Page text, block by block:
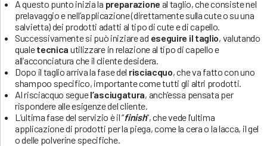
A questo punto inizia la preparazione al taglio, che consiste nel
prelavaggio e nell’applicazione (direttamente sulla cute o su una
salvietta) dei prodotti adatti al tipo di cute e di capello.
Successivamente si può iniziare ad eseguire il taglio, valutando
qualetecnica utilizzare in relazione al tipo di capello e
all’acconciatura che il cliente desidera.
Dopo il taglio arriva la fase del risciacquo, che va fatto con uno
shampoo specifico, importante come tutti gli altri prodotti.
Al risciacquo seguel’asciugatura, anch’essa pensata per
rispondere alle esigenze del cliente.
L’ultima fase del servizio è il “finish“, che vede l’ultima
applicazione di prodotti per la piega, come la cera o la lacca, il gel
o delle polverine specifiche.